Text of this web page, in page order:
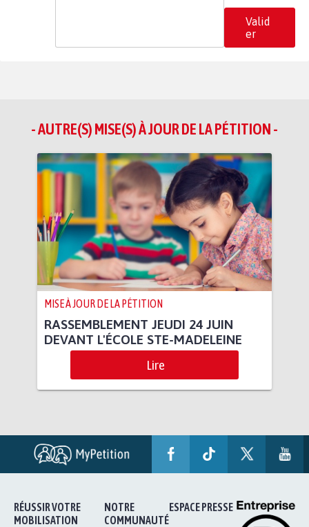
Valid
er
- AUTRE(S) MISE(S) À JOUR DE LA PÉTITION -
MISE À JOUR DE LA PÉTITION
RASSEMBLEMENT JEUDI 24 JUIN
DEVANT L'ÉCOLE STE-MADELEINE
Lire
RÉUSSIR VOTRE
MOBILISATION
NOTRE
COMMUNAUTÉ
ESPACE PRESSE